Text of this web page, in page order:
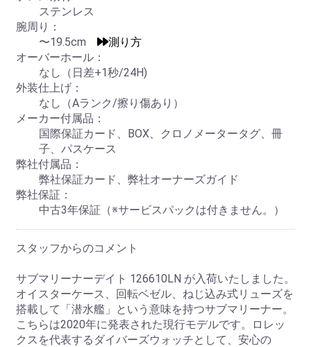
ステンレス
腕周り：
〜19.5cm
測り方
オーバーホール：
なし（日差+1秒/24H)
外装仕上げ：
なし（Aランク/擦り傷あり）
メーカー付属品：
国際保証カード、BOX、クロノメータータグ、冊
子、パスケース
弊社付属品：
弊社保証カード、弊社オーナーズガイド
弊社保証：
中古3年保証（※サービスパックは付きません。）
スタッフからのコメント
サブマリーナーデイト 126610LN が入荷いたしました。
オイスターケース、回転ベゼル、ねじ込み式リューズを
搭載して「潜水艦」という意味を持つサブマリーナー。
こちらは2020年に発表された現行モデルです。ロレッ
クスを代表するダイバーズウォッチとして、安心の